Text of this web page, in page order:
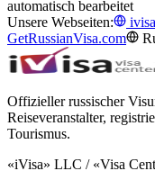
automatisch bearbeitet
Unsere Webseiten:
GetRussianVisa.com
Offizieller russischer
Reiseveranstalter,
Tourismus.
«iVisa» LLC / «Visa